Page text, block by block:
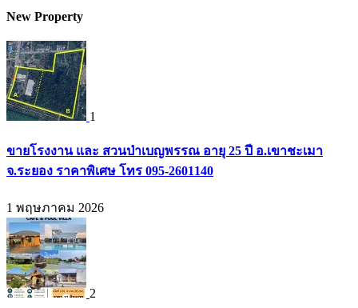
New Property
1
ขายโรงงาน และ สวนป่าเบญพรรณ อายุ 25 ปี อ.เขาชะเมา
จ.ระยอง ราคาพิเศษ โทร 095-2601140
1 พฤษภาคม 2026
2